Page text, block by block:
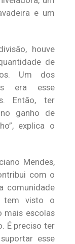
e um
houve
de
Um dos
era esse
Então, ter
ganho de
explica o
Mendes,
com o
comunidade
tem visto o
mais escolas
É preciso ter
esse